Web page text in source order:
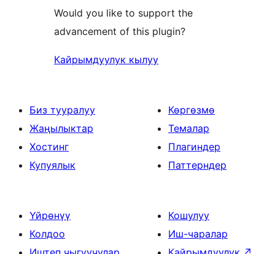
Would you like to support the
advancement of this plugin?
Кайрымдуулук кылуу
Биз тууралуу
Жаңылыктар
Хостинг
Купуялык
Көргөзмө
Темалар
Плагиндер
Паттерндер
Үйрөнүү
Колдоо
Кошулуу
Иш-чаралар